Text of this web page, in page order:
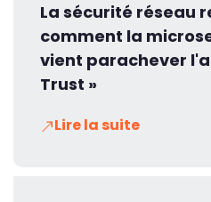
La sécurité réseau
comment la
vient parachever
Trust »
Lire la suite